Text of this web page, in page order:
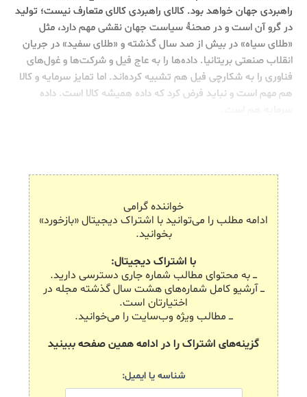
راهبردی جهان خواهد بود. کالای راهبردی کالای متعارف نیست؛ تولید
در گرو آن است و در صحنۀ سیاست جهان نقشی مهم دارد، مثل
«طلای سیاه» در بیش از صد سال گذشته و «طلای سفید» در جریان
انقلاب صنعتی بریتانیا. داده‌ها را به عاج فیل و شرکت‌ها و غول‌های
فناوری را به شکارچی فیل‌ هم تشبیه کرده‌اند. اما تمایز سرمایه و کالا
هم مهم است و نباید فرض کرد که داده همیشه کالا است. داده
خواننده گرامی
ادامه مطلب را می‌توانید با اشتراک دیجیتال «بازخورد»
بخوانید.
با اشتراک دیجیتال:
ـــ به محتوای مطالب شماره جاری دسترسی دارید.
ـــ آرشیو کامل شماره‌های هشت سال گذشته مجله در
اختیارتان است.
ـــ مطالب ویژه وب‌سایت را می‌خوانید.
گزینه‌های اشتراک را در ادامه همین صفحه ببینید
شناسه یا ایمیل: